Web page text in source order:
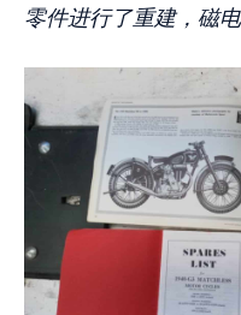
零件进行了重建，磁